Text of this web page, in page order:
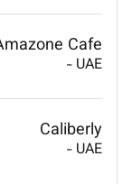
Cafe
UAE
-
Caliberly
UAE
-